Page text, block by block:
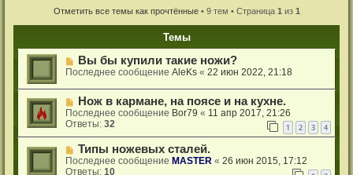
Отметить все темы как прочтённые• 9 тем • Страница 1 из 1
Темы
Вы бы купили такие ножи?
Последнее сообщениеAleKs «22 июн 2022, 21:18
Нож в кармане, на поясе и на кухне.
Последнее сообщение Bor79 « 11 апр 2017, 21:26
Ответы:32 1 2 3 4
Типы ножевых сталей.
Последнее сообщение MASTER «26 июн 2015, 17:12
Ответы:10